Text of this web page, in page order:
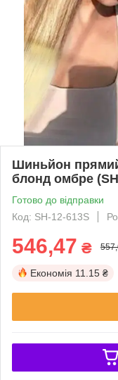
Шиньйон прямий
блонд омбре
Готово до відправки
Код: SH-12-613S
546,47 ₴
Економія 11.15 ₴